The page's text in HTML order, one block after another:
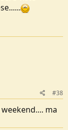
#38
ma